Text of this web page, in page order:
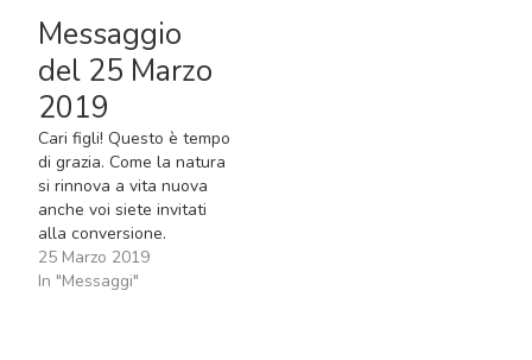
l’amore, preparano la via
alla pace.
Messaggio
del 25 Marzo
2019
Cari figli! Questo è tempo
di grazia. Come la natura
si rinnova a vita nuova
anche voi siete invitati
alla conversione.
Decidetevi per Dio.
Figlioli, voi siete vuoti e
25 Marzo 2019
In "Messaggi"